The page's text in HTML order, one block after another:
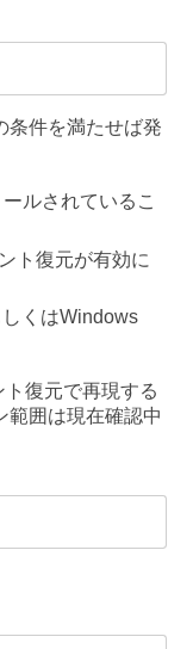
条件を満たせば発
ルされているこ
ト復元が有効に
くはWindows
復元で再現する
範囲は現在確認中